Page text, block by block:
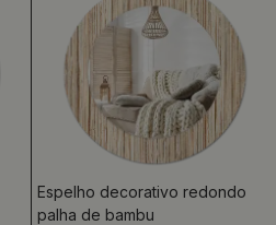
Espelho decorativo redondo
palha de bambu